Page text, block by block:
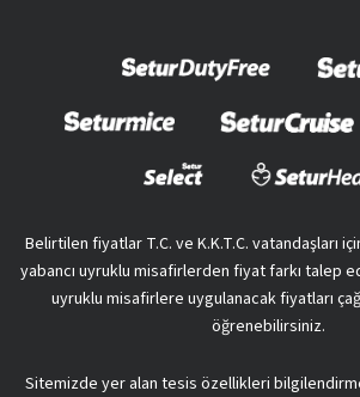
Belirtilen fiyatlar T.C. ve K.K.T.C. vatandaşları
yabancı uyruklu misafirlerden fiyat farkı talep
uyruklu misafirlere uygulanacak fiyatları
öğrenebilirsiniz.
Sitemizde yer alan tesis özellikleri